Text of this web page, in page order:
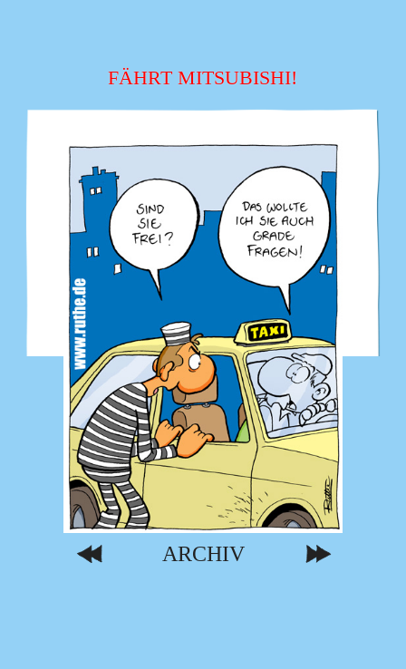
FÄHRT MITSUBISHI!
ARCHIV